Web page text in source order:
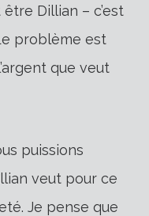
Dillian – c’est
problème est
que veut
puissions
veut pour ce
Je pense que